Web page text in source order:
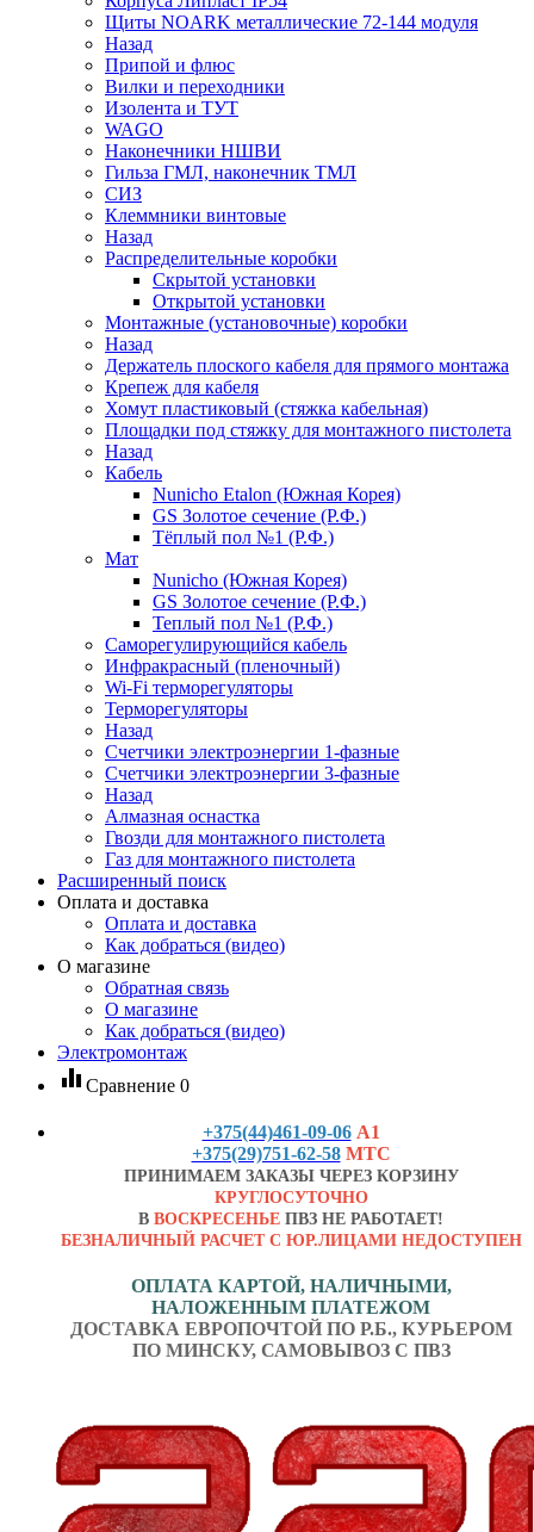
Щиты NOARK металлические 72-144 модуля
Назад
Припой и флюс
Вилки и переходники
Изолента и ТУТ
WAGO
Наконечники НШВИ
Гильза ГМЛ, наконечник ТМЛ
СИЗ
Клеммники винтовые
Назад
Распределительные коробки
Скрытой установки
Открытой установки
Монтажные (установочные) коробки
Назад
Держатель плоского кабеля для прямого монтажа
Крепеж для кабеля
Хомут пластиковый (стяжка кабельная)
Площадки под стяжку для монтажного пистолета
Назад
Кабель
Nunicho Etalon (Южная Корея)
GS Золотое сечение (Р.Ф.)
Тёплый пол №1 (Р.Ф.)
Мат
Nunicho (Южная Корея)
GS Золотое сечение (Р.Ф.)
Теплый пол №1 (Р.Ф.)
Саморегулирующийся кабель
Инфракрасный (пленочный)
Wi-Fi терморегуляторы
Терморегуляторы
Назад
Счетчики электроэнергии 1-фазные
Счетчики электроэнергии 3-фазные
Назад
Алмазная оснастка
Гвозди для монтажного пистолета
Газ для монтажного пистолета
Расширенный поиск
Оплата и доставка
Оплата и доставка
Как добраться (видео)
О магазине
Обратная связь
О магазине
Как добраться (видео)
Электромонтаж
equalizer Сравнение 0
+375(44)461-09-06 А1
+375(29)751-62-58 МТС
ПРИНИМАЕМ ЗАКАЗЫ ЧЕРЕЗ КОРЗИНУ
КРУГЛОСУТОЧНО
В ВОСКРЕСЕНЬЕ ПВЗ НЕ РАБОТАЕТ!
БЕЗНАЛИЧНЫЙ РАСЧЕТ С ЮР.ЛИЦАМИ НЕДОСТУПЕН
ОПЛАТА КАРТОЙ, НАЛИЧНЫМИ,
НАЛОЖЕННЫМ ПЛАТЕЖОМ
ДОСТАВКА ЕВРОПОЧТОЙ ПО Р.Б., КУРЬЕРОМ
ПО МИНСКУ, САМОВЫВОЗ С ПВЗ